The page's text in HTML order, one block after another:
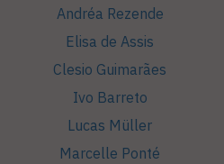
Andréa Rezende
Elisa de Assis
Clesio Guimarães
Ivo Barreto
Lucas Müller
Marcelle Ponté